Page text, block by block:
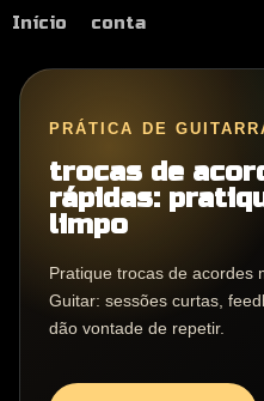
Início conta
PRÁTICA DE
trocas de
rápidas:
limpo
Pratique trocas de acordes
Guitar: sessões curtas,
dão vontade de repetir.